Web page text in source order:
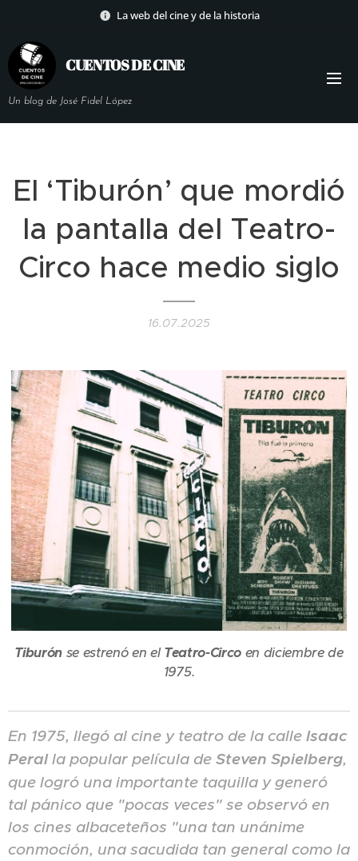
La web del cine y de la historia
CUENTOS DECINE
Un blog de José Fidel López
El ‘Tiburón’ que mordió
la pantalla del Teatro-
Circo hace medio siglo
16.07.2025
Tiburón se estrenó en elTeatro-Circo en diciembre de
1975.
En 1975, llegó al cine y teatro de la calle Isaac
Peralla popular película de Steven Spielberg,
que logró una importante taquilla y generó
tal pánico que "pocas veces" se observó en
los cines albaceteños "una tan unánime
conmoción, una sacudida tan general como la